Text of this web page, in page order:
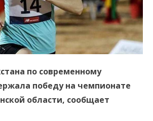
по современному
победу на чемпионате
области, сообщает